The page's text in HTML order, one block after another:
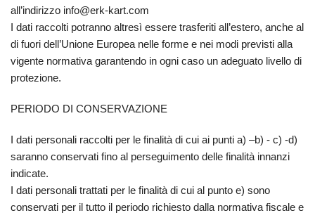
all’indirizzo info@erk-kart.com
I dati raccolti potranno altresì essere trasferiti all’estero, anche al
di fuori dell’Unione Europea nelle forme e nei modi previsti alla
vigente normativa garantendo in ogni caso un adeguato livello di
protezione.
PERIODO DI CONSERVAZIONE
I dati personali raccolti per le finalità di cui ai punti a) –b) - c) -d)
saranno conservati fino al perseguimento delle finalità innanzi
indicate.
I dati personali trattati per le finalità di cui al punto e) sono
conservati per il tutto il periodo richiesto dalla normativa fiscale e